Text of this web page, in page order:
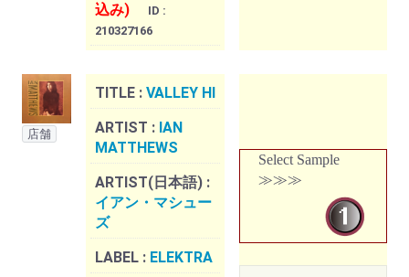
込み)
ID :
210327166
店舗
TITLE : VALLEY HI
ARTIST : IAN
MATTHEWS
ARTIST(日本語) :
イアン・マシュー
ズ
LABEL : ELEKTRA
Select Sample
≫≫≫